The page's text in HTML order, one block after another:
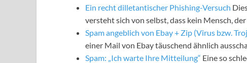
Ein recht dilletantischer Phishing-Versuch
versteht sich von selbst, dass kein Mensch, der
Spam angeblich von Ebay + Zip (Virus bzw.
einer Mail von Ebay täuschend ähnlich
Spam: „Ich warte Ihre Mitteilung“ Eine so